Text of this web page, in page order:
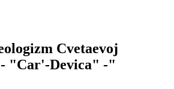
Cvetaevoj
"Car'-Devica" -"